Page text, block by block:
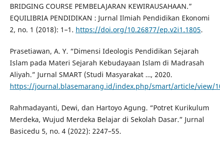
BRIDGING COURSE PEMBELAJARAN KEWIRAUSAHAAN.”
EQUILIBRIA PENDIDIKAN : Jurnal Ilmiah Pendidikan Ekonomi
2, no. 1 (2018): 1–1. https://doi.org/10.26877/ep.v2i1.1805.
Prasetiawan, A. Y. “Dimensi Ideologis Pendidikan Sejarah
Islam pada Materi Sejarah Kebudayaan Islam di Madrasah
Aliyah.” Jurnal SMART (Studi Masyarakat …, 2020.
https://journal.blasemarang.id/index.php/smart/article/view/
Rahmadayanti, Dewi, dan Hartoyo Agung. “Potret Kurikulum
Merdeka, Wujud Merdeka Belajar di Sekolah Dasar.” Jurnal
Basicedu 5, no. 4 (2022): 2247–55.